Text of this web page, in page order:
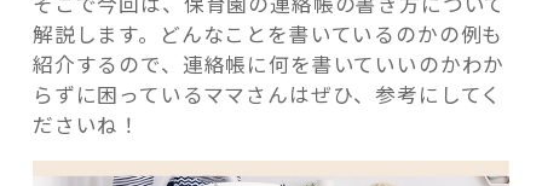
解説します。どんなことを書いているのかの例も
紹介するので、連絡帳に何を書いていいのかわか
らずに困っているママさんはぜひ、参考にしてく
ださいね！